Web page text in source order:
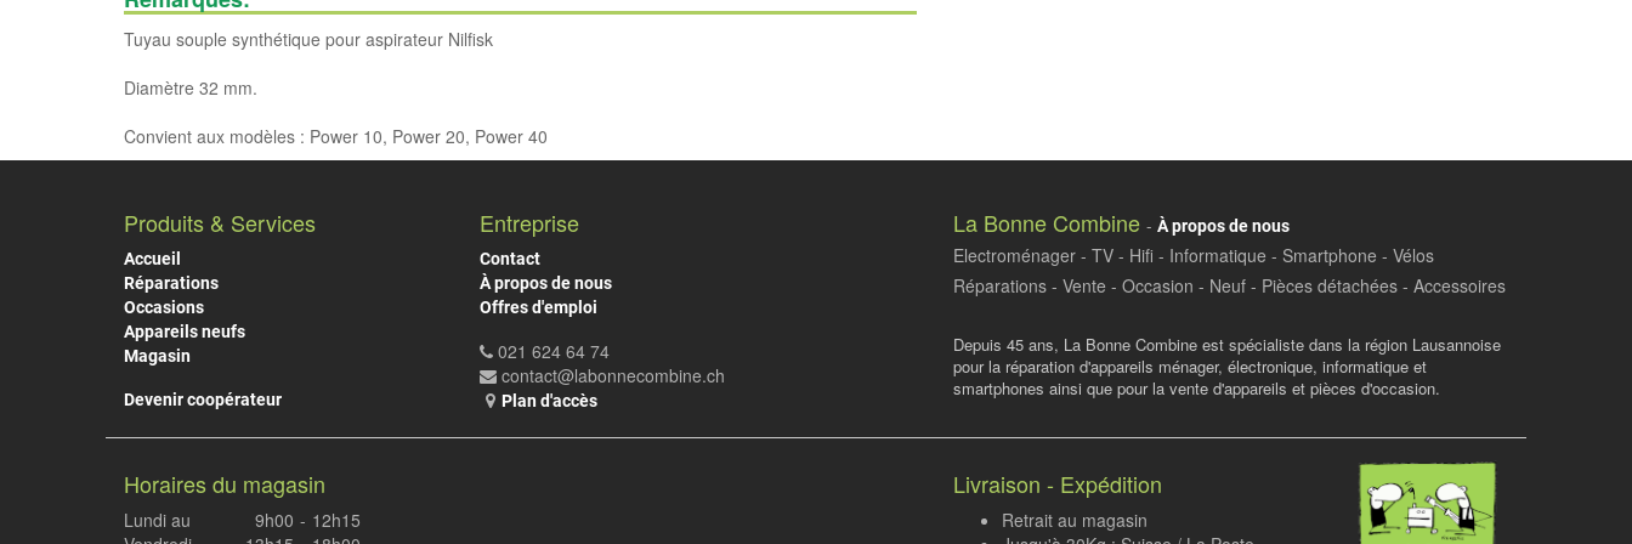
Tuyau souple synthétique pour aspirateur Nilfisk
Diamètre 32 mm.
Convient aux modèles : Power 10, Power 20, Power 40
Produits & Services
Accueil
Réparations
Occasions
Appareils neufs
Magasin
Devenir coopérateur
Entreprise
Contact
À propos de nous
Offres d'emploi
021 624 64 74
contact@labonnecombine.ch
Plan d'accès
La Bonne Combine - À propos de nous
Electroménager - TV - Hifi - Informatique - Smartphone - Vélos
Réparations - Vente - Occasion - Neuf - Pièces détachées - Accessoires
Depuis 45 ans, La Bonne Combine est spécialiste dans la région Lausannoise
pour la réparation d'appareils ménager, électronique, informatique et
smartphones ainsi que pour la vente d'appareils et pièces d'occasion.
Horaires du magasin
Lundi au
9h00 - 12h15
Livraison - Expédition
Retrait au magasin